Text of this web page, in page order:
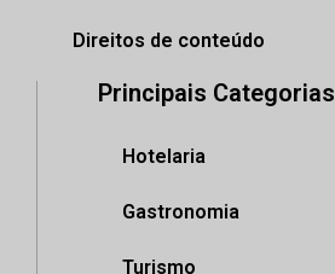
Direitos de conteúdo
Principais Categorias
Hotelaria
Gastronomia
Turismo